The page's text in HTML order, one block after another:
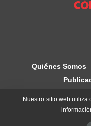
Quiénes Somos
Nuestro sitio web utiliza